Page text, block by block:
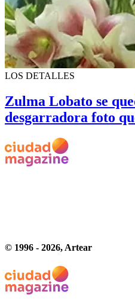
LOS DETALLES
Zulma Lobato se
desgarradora foto
© 1996 - 2026, Artear